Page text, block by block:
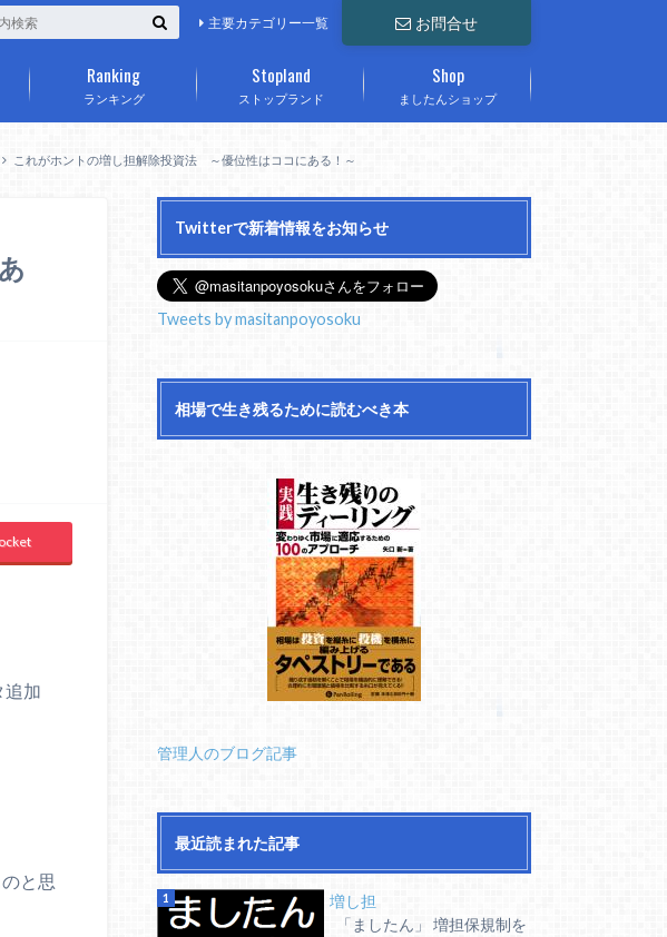
お問合せ
主要カテゴリー一覧
ランキング
Ranking
ストップランド
Stopland
ましたんショップ
Shop
これがホントの増し担解除投資法 ～優位性はココにある！～
加
と思
Twitterで新着情報をお知らせ
Tweets by masitanpoyosoku
相場で生き残るために読むべき本
管理人のブログ記事
最近読まれた記事
増し担
「ましたん」 増担保規制を